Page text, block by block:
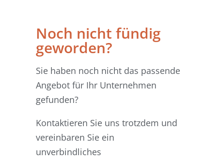
Noch nicht fündig
geworden?
Sie haben noch nicht das passende
Angebot für Ihr Unternehmen
gefunden?
Kontaktieren Sie uns trotzdem und
vereinbaren Sie ein
unverbindliches